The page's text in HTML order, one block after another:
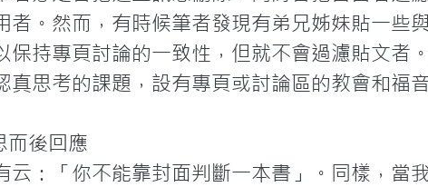
者。然而，有時候筆者發現有弟兄姊妹貼一些
保持專頁討論的一致性，但就不會過濾貼文者
真思考的課題，設有專頁或討論區的教會和福
而後回應
云：「你不能靠封面判斷一本書」。同樣，當